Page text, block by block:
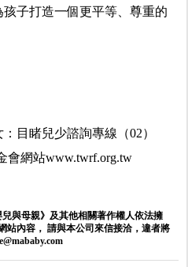
子打造一個更平等、尊重的
目睹兒少諮詢專線（02）
會網站www.twrf.org.tw
與母親》及其他相關著作權人依法擁
站內容， 請與本公司來信接洽，違者將